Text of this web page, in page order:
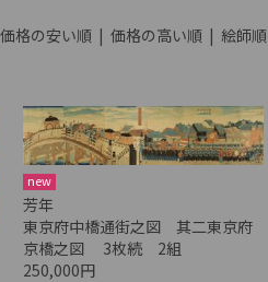
価格の安い順 | 価格の高い順 | 絵師順
new
芳年
東京府中橋通街之図 其二東京府
京橋之図 3枚続 2組
250,000円